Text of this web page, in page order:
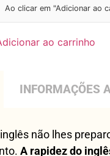
Ao clicar em "Adicionar ao
ao carrinho
INFORMAÇÕES
não lhes
A rapidez do